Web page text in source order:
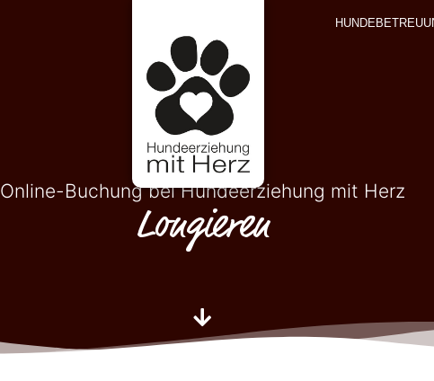
Online-Buchung bei Hundeerziehung mit Herz
Longieren